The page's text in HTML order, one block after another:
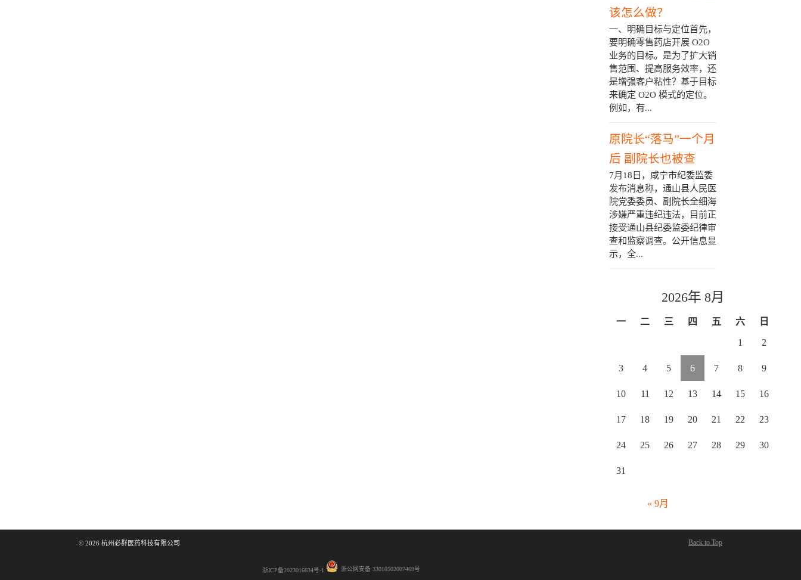
该怎么做？
一、明确目标与定位首先，
要明确零售药店开展 O2O
业务的目标。是为了扩大销
售范围、提高服务效率，还
是增强客户粘性？基于目标
来确定 O2O 模式的定位。
例如，有...
原院长“落马”一个月
后 副院长也被查
7月18日，咸宁市纪委监委
发布消息称，通山县人民医
院党委委员、副院长全细海
涉嫌严重违纪违法，目前正
接受通山县纪委监委纪律审
查和监察调查。公开信息显
示，全...
2026年 8月
一 二 三 四 五 六 日
1 2
3 4 5 6 7 8 9
10 11 12 13 14 15 16
17 18 19 20 21 22 23
24 25 26 27 28 29 30
31
« 9月
© 2026 杭州必群医药科技有限公司
浙ICP备2023016634号-1 浙公网安备 33010502007469号
Back to Top